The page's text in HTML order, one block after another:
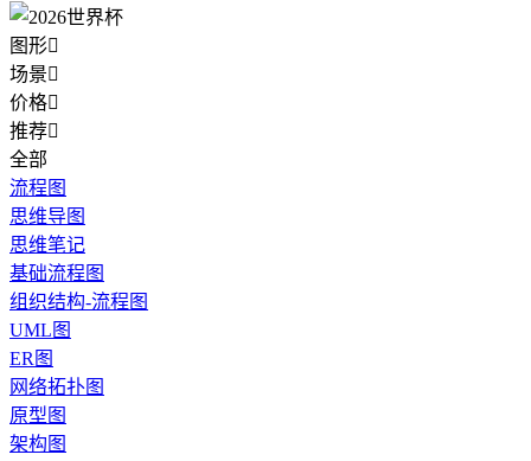
图形
场景
价格
推荐
全部
流程图
思维导图
思维笔记
基础流程图
组织结构-流程图
UML图
ER图
网络拓扑图
原型图
架构图